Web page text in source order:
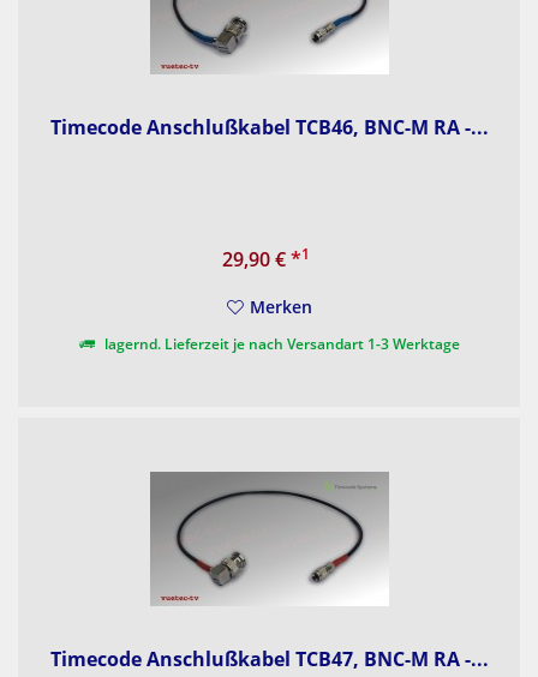
Timecode Anschlußkabel TCB46, BNC-M RA -...
29,90 €*1
Merken
lagernd. Lieferzeit je nach Versandart 1-3 Werktage
Timecode Anschlußkabel TCB47, BNC-M RA -...